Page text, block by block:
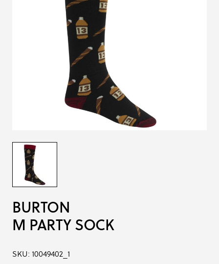
BURTON
M PARTY SOCK
SKU: 10049402_1